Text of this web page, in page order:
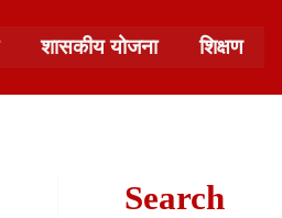
शासकीय योजना शिक्षण
Search